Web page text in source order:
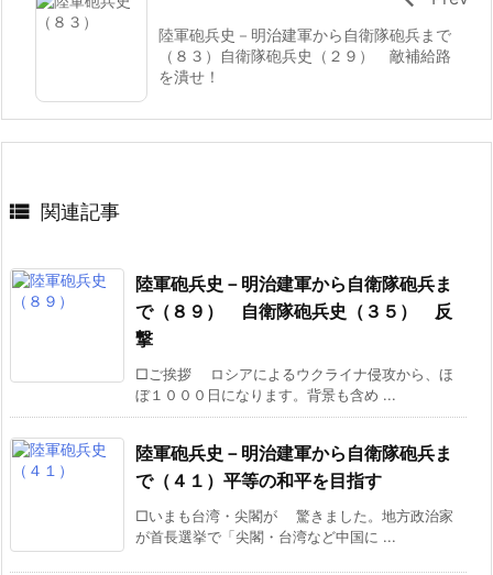
陸軍砲兵史－明治建軍から自衛隊砲兵まで
（８３）自衛隊砲兵史（２９） 敵補給路
を潰せ！
 関連記事
陸軍砲兵史－明治建軍から自衛隊砲兵ま
で（８９） 自衛隊砲兵史（３５） 反
撃
□ご挨拶 ロシアによるウクライナ侵攻から、ほ
ぼ１０００日になります。背景も含め ...
陸軍砲兵史－明治建軍から自衛隊砲兵ま
で（４１）平等の和平を目指す
□いまも台湾・尖閣が 驚きました。地方政治家
が首長選挙で「尖閣・台湾など中国に ...